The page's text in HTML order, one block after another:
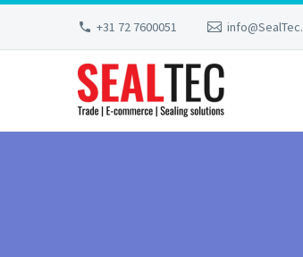
+31 72 7600051